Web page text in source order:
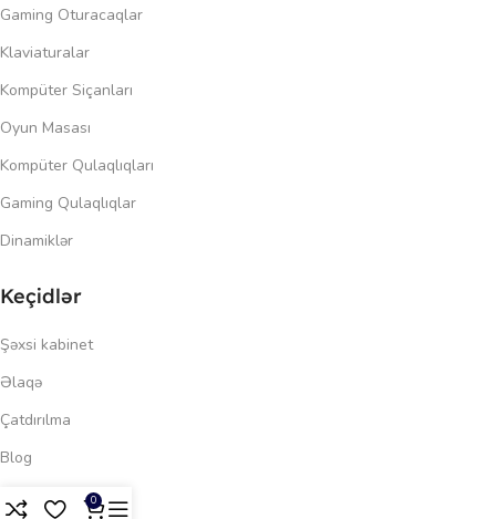
Gaming Oturacaqlar
Klaviaturalar
Kompüter Siçanları
Oyun Masası
Kompüter Qulaqlıqları
Gaming Qulaqlıqlar
Dinamiklər
Keçidlər
Şəxsi kabinet
Əlaqə
Çatdırılma
Blog
Məxfilik siyasəti
0
69.00₼